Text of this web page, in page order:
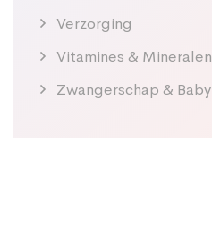
Verzorging
Vitamines & Mineralen
Zwangerschap & Baby